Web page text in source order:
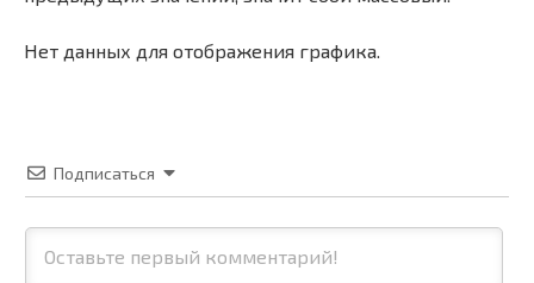
Нет данных для отображения графика.
Подписаться